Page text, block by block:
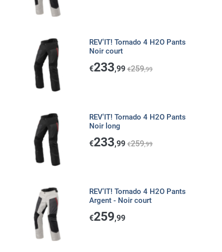
REV'IT! Tornado 4 H2O Pants
Noir court
€233,99 €259,99
REV'IT! Tornado 4 H2O Pants
Noir long
€233,99 €259,99
REV'IT! Tornado 4 H2O Pants
Argent - Noir court
€259,99